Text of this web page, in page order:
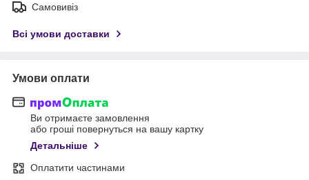
Самовивіз
Всі умови доставки
Умови оплати
Ви отримаєте замовлення
або гроші повернуться на вашу картку
Детальніше
Оплатити частинами